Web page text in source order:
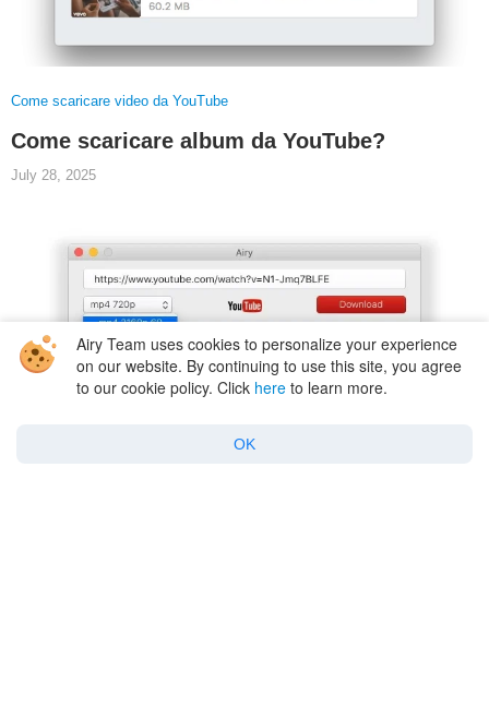
Come scaricare video da YouTube
Come scaricare album da YouTube?
July 28, 2025
Airy Team uses cookies to personalize your experience
on our website. By continuing to use this site, you agree
to our cookie policy. Click here to learn more.
OK